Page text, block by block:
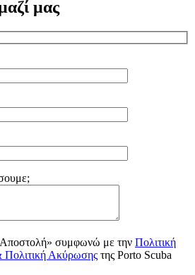
μας
συμφωνώ με την Πολιτική
Πολιτική Ακύρωσης της Porto Scuba